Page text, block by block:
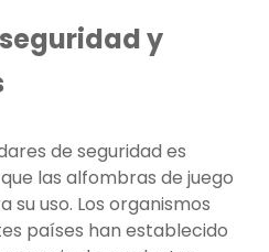
y
de seguridad es
las alfombras de juego
su uso. Los organismos
países han establecido